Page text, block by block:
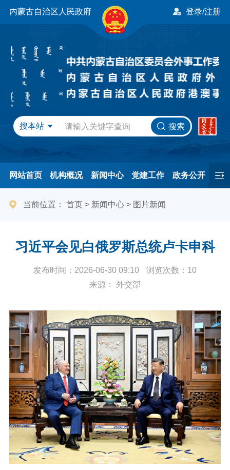
内蒙古自治区人民政府 登录/注册
搜本站 搜索
网站首页 机构概况 新闻中心 党建工作 政务公开
办事服务 民间友好 港澳事务 互动交流
当前位置： 首页> 新闻中心> 图片新闻
习近平会见白俄罗斯总统卢卡申科
发布时间：2026-06-30 09:10
浏览次数：10
来源： 外交部